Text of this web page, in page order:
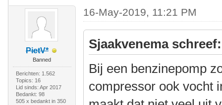
PietV*
Banned
Berichten: 1.562
Topics: 16
Lid sinds: Apr 2017
Bedankt: 98
505 x bedankt in 350
16-May-2019, 11:21 PM
Sjaakvenema schreef:
Bij een benzinepomp
compressor ook vocht